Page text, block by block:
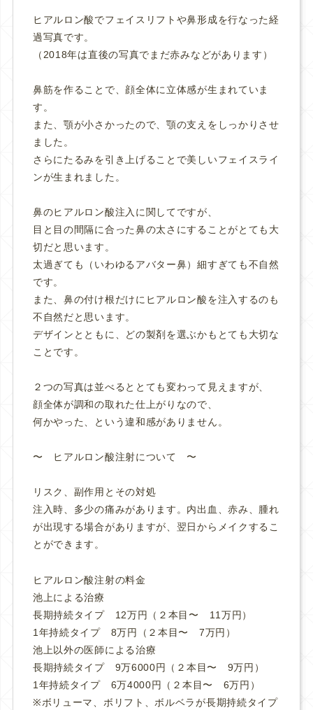
ヒアルロン酸でフェイスリフトや鼻形成を行なった経
過写真です。
（2018年は直後の写真でまだ赤みなどがあります）
鼻筋を作ることで、顔全体に立体感が生まれていま
す。
また、顎が小さかったので、顎の支えをしっかりさせ
ました。
さらにたるみを引き上げることで美しいフェイスライ
ンが生まれました。
鼻のヒアルロン酸注入に関してですが、
目と目の間隔に合った鼻の太さにすることがとても大
切だと思います。
太過ぎても（いわゆるアバター鼻）細すぎても不自然
です。
また、鼻の付け根だけにヒアルロン酸を注入するのも
不自然だと思います。
デザインとともに、どの製剤を選ぶかもとても大切な
ことです。
２つの写真は並べるととても変わって見えますが、
顔全体が調和の取れた仕上がりなので、
何かやった、という違和感がありません。
〜 ヒアルロン酸注射について 〜
リスク、副作用とその対処
注入時、多少の痛みがあります。内出血、赤み、腫れ
が出現する場合がありますが、翌日からメイクするこ
とができます。
ヒアルロン酸注射の料金
池上による治療
長期持続タイプ 12万円（２本目〜 11万円）
1年持続タイプ 8万円（２本目〜 7万円）
池上以外の医師による治療
長期持続タイプ 9万6000円（２本目〜 9万円）
1年持続タイプ 6万4000円（２本目〜 6万円）
※ボリューマ、ボリフト、ボルベラが長期持続タイプ